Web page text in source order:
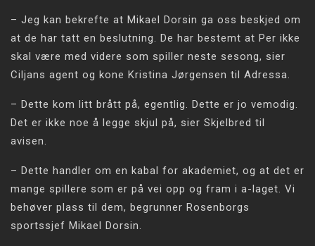
– Jeg kan bekrefte at Mikael Dorsin ga oss beskjed om
at de har tatt en beslutning. De har bestemt at Per ikke
skal være med videre som spiller neste sesong, sier
Ciljans agent og kone Kristina Jørgensen til Adressa.
– Dette kom litt brått på, egentlig. Dette er jo vemodig.
Det er ikke noe å legge skjul på, sier Skjelbred til
avisen.
– Dette handler om en kabal for akademiet, og at det er
mange spillere som er på vei opp og fram i a-laget. Vi
behøver plass til dem, begrunner Rosenborgs
sportssjef Mikael Dorsin.